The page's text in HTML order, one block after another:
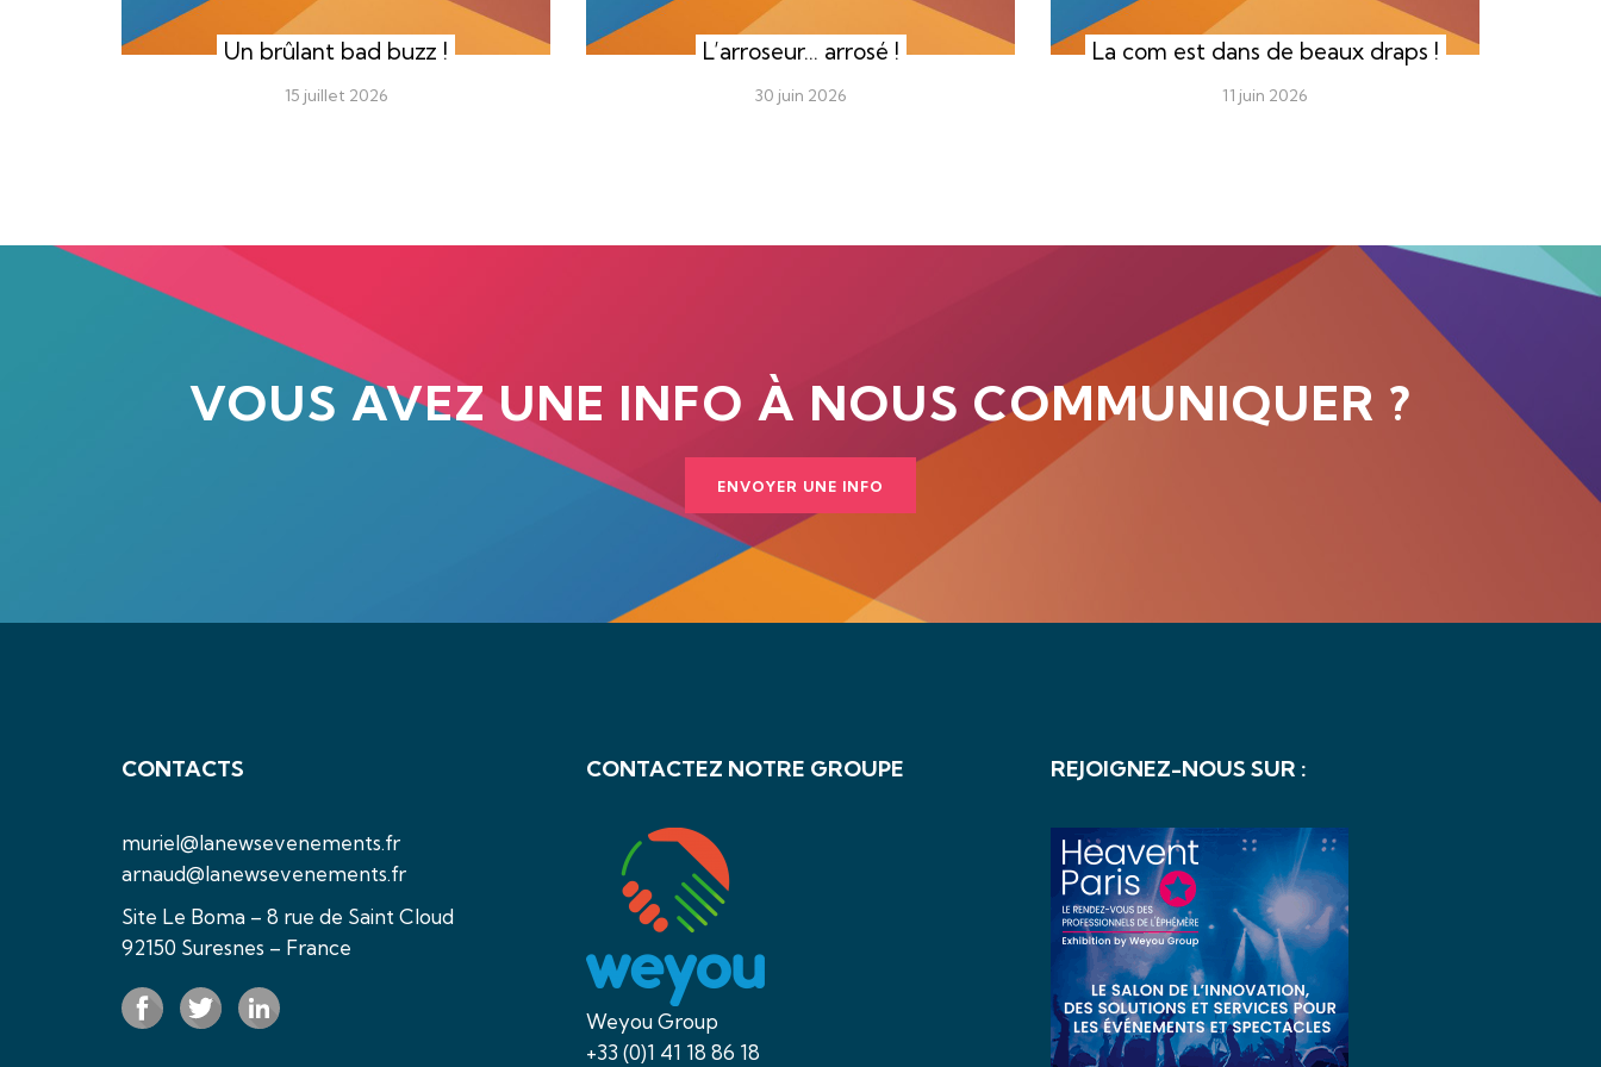
Un brûlant bad buzz !
15 juillet 2026
L’arroseur… arrosé !
30 juin 2026
La com est dans de beaux draps !
11 juin 2026
VOUS AVEZ UNE INFO À NOUS COMMUNIQUER ?
ENVOYER UNE INFO
CONTACTS
muriel@lanewsevenements.fr
arnaud@lanewsevenements.fr
Site Le Boma – 8 rue de Saint Cloud
92150 Suresnes – France
CONTACTEZ NOTRE GROUPE
Weyou Group
+33 (0)1 41 18 86 18
REJOIGNEZ-NOUS SUR :